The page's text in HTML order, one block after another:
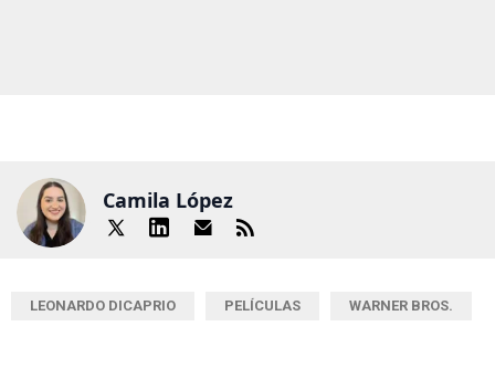
Camila López
LEONARDO DICAPRIO PELÍCULAS WARNER BROS.